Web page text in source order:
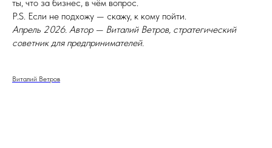
ты, что за бизнес, в чём вопрос.
P.S. Если не подхожу — скажу, к кому пойти.
Апрель 2026. Автор — Виталий Ветров, стратегический
советник для предпринимателей.
Виталий Ветров